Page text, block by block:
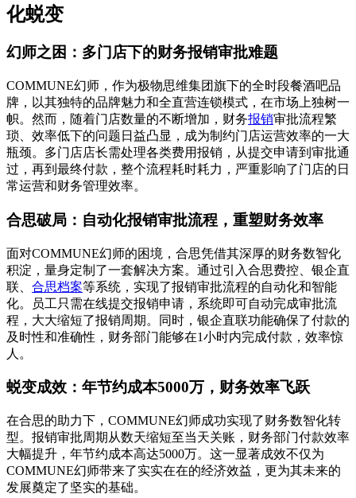
化蜕变
幻师之困：多门店下的财务报销审批难题
COMMUNE幻师，作为极物思维集团旗下的全时段餐酒吧品
牌，以其独特的品牌魅力和全直营连锁模式，在市场上独树一
帜。然而，随着门店数量的不断增加，财务报销审批流程繁
琐、效率低下的问题日益凸显，成为制约门店运营效率的一大
瓶颈。多门店店长需处理各类费用报销，从提交申请到审批通
过，再到最终付款，整个流程耗时耗力，严重影响了门店的日
常运营和财务管理效率。
合思破局：自动化报销审批流程，重塑财务效率
面对COMMUNE幻师的困境，合思凭借其深厚的财务数智化
积淀，量身定制了一套解决方案。通过引入合思费控、银企直
联、 合思档案等系统，实现了报销审批流程的自动化和智能
化。员工只需在线提交报销申请，系统即可自动完成审批流
程，大大缩短了报销周期。同时，银企直联功能确保了付款的
及时性和准确性，财务部门能够在1小时内完成付款，效率惊
人。
蜕变成效：年节约成本5000万，财务效率飞跃
在合思的助力下，COMMUNE幻师成功实现了财务数智化转
型。报销审批周期从数天缩短至当天关账，财务部门付款效率
大幅提升，年节约成本高达5000万。这一显著成效不仅为
COMMUNE幻师带来了实实在在的经济效益，更为其未来的
发展奠定了坚实的基础。